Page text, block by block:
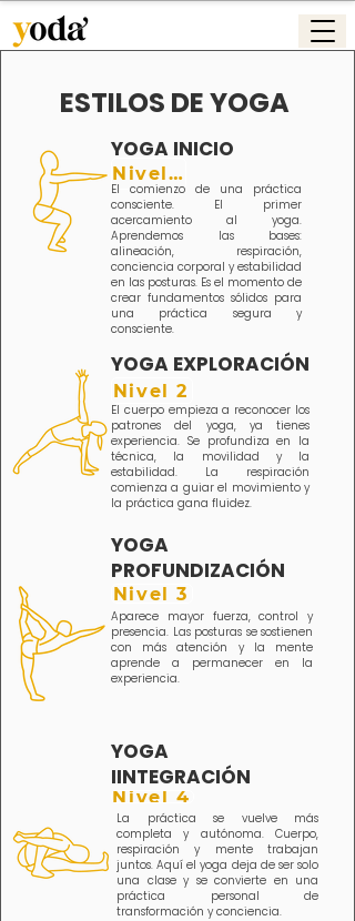
ESTILOS DE YOGA
YOGA INICIO
Nivel 1
El comienzo de una práctica
consciente. El primer
acercamiento al yoga.
Aprendemos las bases:
alineación, respiración,
conciencia corporal y estabilidad
en las posturas. Es el momento de
crear fundamentos sólidos para
una práctica segura y
consciente.
YOGA EXPLORACIÓN
Nivel 2
El cuerpo empieza a reconocer los
patrones del yoga, ya tienes
experiencia. Se profundiza en la
técnica, la movilidad y la
estabilidad. La respiración
comienza a guiar el movimiento y
la práctica gana fluidez.
YOGA
PROFUNDIZACIÓN
Nivel 3
Aparece mayor fuerza, control y
presencia. Las posturas se sostienen
con más atención y la mente
aprende a permanecer en la
experiencia.
YOGA
IINTEGRACIÓN
Nivel 4
La práctica se vuelve más
completa y autónoma. Cuerpo,
respiración y mente trabajan
juntos. Aquí el yoga deja de ser solo
una clase y se convierte en una
práctica personal de
transformación y conciencia.